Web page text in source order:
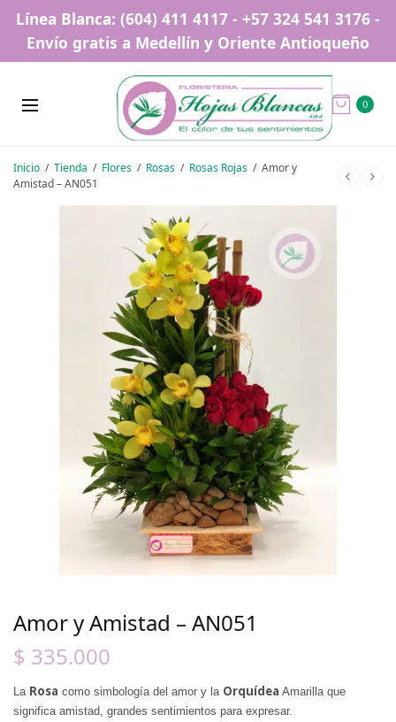
Línea Blanca: (604) 411 4117 - +57 324 541 3176 -
Envío gratis a Medellín y Oriente Antioqueño
0
Inicio / Tienda / Flores / Rosas / Rosas Rojas / Amor y
Amistad – AN051
Amor y Amistad – AN051
$ 335.000
La Rosa como simbología del amor y la Orquídea Amarilla que
significa amistad, grandes sentimientos para expresar.